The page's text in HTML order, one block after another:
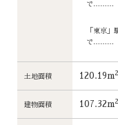
で………
「東京」
で………
土地面積 120.19m 2
建物面積 107.32m 2